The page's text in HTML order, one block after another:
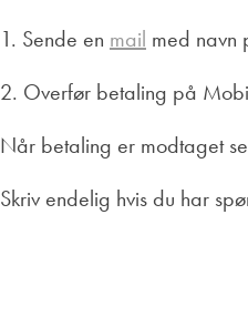
1. Sende en mail med navn
2. Overfør betaling på
Når betaling er modtaget
Skriv endelig hvis du har